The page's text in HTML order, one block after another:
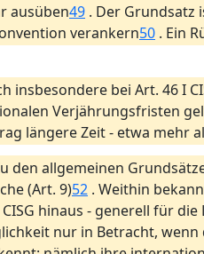
ausüben49 . Der Grundsatz
verankern50 . Ein
insbesondere bei Art. 46 I
Verjährungsfristen
längere Zeit - etwa mehr
den allgemeinen
(Art. 9)52 . Weithin
hinaus - generell für
nur in Betracht,